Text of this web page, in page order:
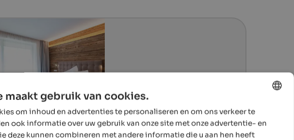
ENGLISH
DUTCH
maakt gebruik van cookies.
om inhoud en advertenties te personaliseren en om ons verkeer te
ook informatie over uw gebruik van onze site met onze advertentie- en
deze kunnen combineren met andere informatie die u aan hen heeft